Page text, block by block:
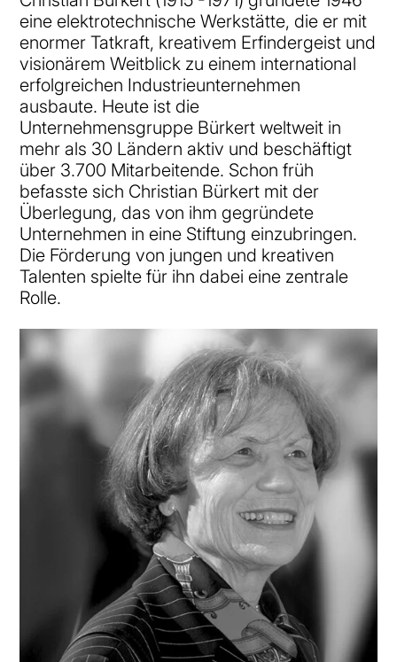
eine elektrotechnische Werkstätte, die er mit
enormer Tatkraft, kreativem Erfindergeist und
visionärem Weitblick zu einem international
erfolgreichen Industrieunternehmen
ausbaute. Heute ist die
Unternehmensgruppe Bürkert weltweit in
mehr als 30 Ländern aktiv und beschäftigt
über 3.700 Mitarbeitende. Schon früh
befasste sich Christian Bürkert mit der
Überlegung, das von ihm gegründete
Unternehmen in eine Stiftung einzubringen.
Die Förderung von jungen und kreativen
Talenten spielte für ihn dabei eine zentrale
Rolle.